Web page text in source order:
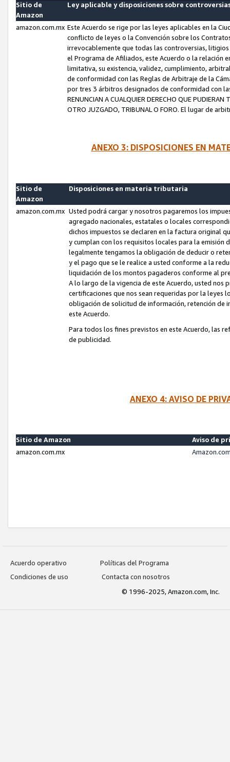
Sitio de
Amazon
Ley aplicable y disposiciones sobre
amazon.com.mx Este Acuerdo se rige por las leyes aplicables en la
conflicto de leyes o la Convención sobre los
irrevocablemente que todas las controversias,
el Programa de Afiliados, este Acuerdo o la relación
limitativa, su existencia, validez, cumplimiento,
de conformidad con las Reglas de Arbitraje de la
por tres 3 árbitros designados de conformidad con las
RENUNCIAN A CUALQUIER DERECHO QUE
OTRO JUZGADO, TRIBUNAL O FORO. El lugar de
ANEXO 3: DISPOSICIONES EN
Sitio de
Amazon
Disposiciones en materia tributaria
amazon.com.mx Usted podrá cargar y nosotros pagaremos los
agregado nacionales, estatales o locales
dichos impuestos se declaren en la factura original
y cumplan con los requisitos locales para la emisión
legalmente tengamos la obligación de deducir o
y el pago que se le realice a usted conforme a la
liquidación de los montos pagaderos conforme al
A lo largo de la vigencia de este Acuerdo, usted
certificaciones que nos sean requeridas por la leyes
obligación de solicitud de información, retención de
este Acuerdo.
Para todos los fines previstos en este Acuerdo, las
de publicidad.
ANEXO 4: AVISO DE
Sitio de Amazon
Aviso de
amazon.com.mx
Acuerdo operativo
Políticas del Programa
Condiciones de uso
Contacta con nosotros
© 1996-2025, Amazon.com, Inc.